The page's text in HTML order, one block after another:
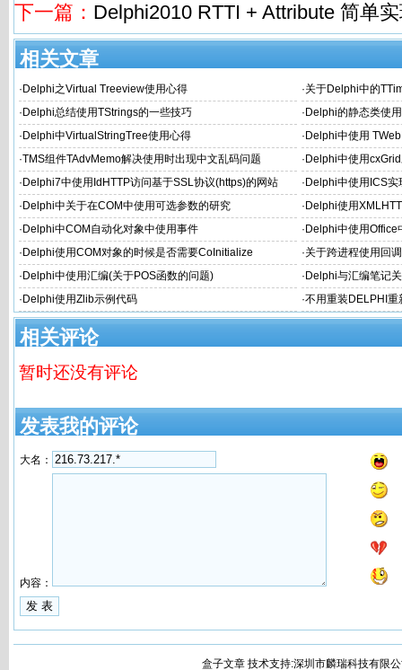
下一篇： Delphi2010 RTTI + Attribute 简单
相关文章
· Delphi之Virtual Treeview使用心得 ·关于Delphi中的
· Delphi总结使用TStrings的一些技巧 · Delphi的静态类使
· Delphi中VirtualStringTree使用心得 · Delphi中使用
·TMS组件TAdvMemo解决使用时出现中文乱码问题 · Delphi中使用
· Delphi7中使用IdHTTP访问基于SSL协议(https)的网站 · Delphi中使用ICS
· Delphi中关于在COM中使用可选参数的研究 · Delphi使用
· Delphi中COM自动化对象中使用事件 · Delphi中使用Office
· Delphi使用COM对象的时候是否需要CoInitialize ·关于跨进程使用回
RTF流为例
· Delphi中使用汇编(关于POS函数的问题) · Delphi与汇编笔记
· Delphi使用Zlib示例代码 ·不用重装DELPHI重
相关评论
暂时还没有评论
发表我的评论
大名：
内容：
盒子文章 技术支持:深圳市麟瑞科技有限